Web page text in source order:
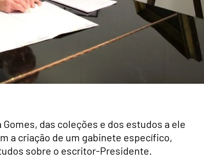
das coleções e dos estudos a ele
a criação de um gabinete específico,
sobre o escritor-Presidente.